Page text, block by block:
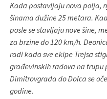
Kada postavljaju nova polja,
šinama dužine 25 metara.
posle se stavljaju nove šine,
za brzine do 120 km/h.
radi kada sve ekipe Trejsa
građevinskih radova na trupu
Dimitrovgrada do Dolca se
godine.